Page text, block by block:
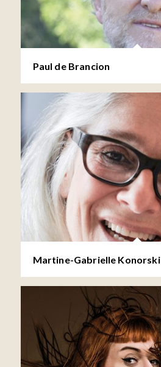
Paul de Brancion
Martine-Gabrielle Konorski